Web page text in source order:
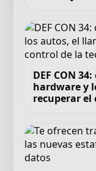
DEF CON
hardware y
recuperar